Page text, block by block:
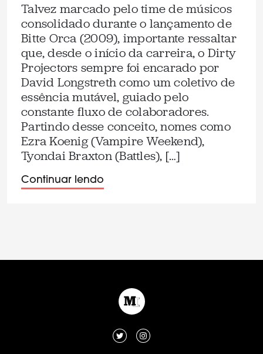
Talvez marcado pelo time de músicos
consolidado durante o lançamento de
Bitte Orca (2009), importante ressaltar
que, desde o início da carreira, o Dirty
Projectors sempre foi encarado por
David Longstreth como um coletivo de
essência mutável, guiado pelo
constante fluxo de colaboradores.
Partindo desse conceito, nomes como
Ezra Koenig (Vampire Weekend),
Tyondai Braxton (Battles), […]
Continuar lendo